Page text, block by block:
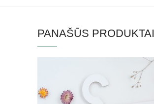
PANAŠŪS PRODUKTAI